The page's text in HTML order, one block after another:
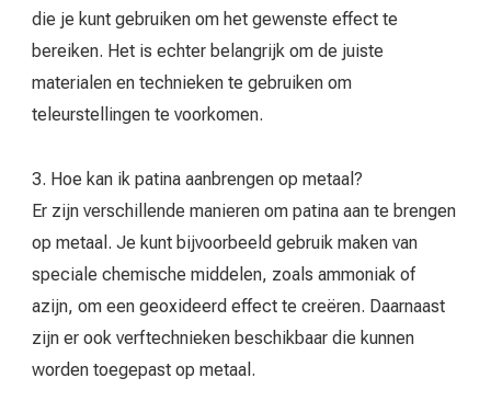
die je kunt gebruiken om het gewenste effect te
bereiken. Het is echter belangrijk om de juiste
materialen en technieken te gebruiken om
teleurstellingen te voorkomen.
3. Hoe kan ik patina aanbrengen op metaal?
Er zijn verschillende manieren om patina aan te brengen
op metaal. Je kunt bijvoorbeeld gebruik maken van
speciale chemische middelen, zoals ammoniak of
azijn, om een geoxideerd effect te creëren. Daarnaast
zijn er ook verftechnieken beschikbaar die kunnen
worden toegepast op metaal.